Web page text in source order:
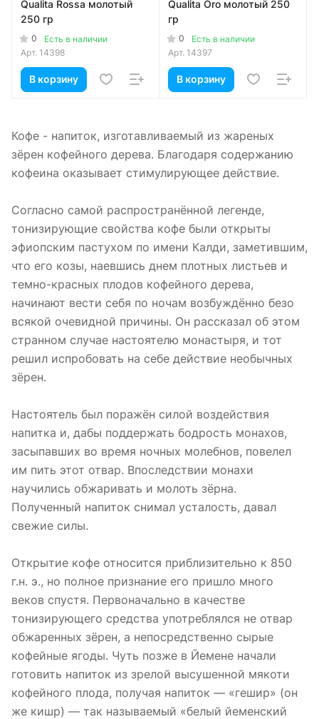
Qualita Rossa молотый
250 гр
0
Есть в наличии
Арт. 14398
В корзину
Qualita Oro молотый 250
гр
0
Есть в наличии
Арт. 14397
В корзину
Кофе - напиток, изготавливаемый из жареных
зёрен кофейного дерева. Благодаря содержанию
кофеина оказывает стимулирующее действие.
Согласно самой распространённой легенде,
тонизирующие свойства кофе были открыты
эфиопским пастухом по имени Калди, заметившим,
что его козы, наевшись днем плотных листьев и
темно-красных плодов кофейного дерева,
начинают вести себя по ночам возбуждённо безо
всякой очевидной причины. Он рассказал об этом
странном случае настоятелю монастыря, и тот
решил испробовать на себе действие необычных
зёрен.
Настоятель был поражён силой воздействия
напитка и, дабы поддержать бодрость монахов,
засыпавших во время ночных молебнов, повелел
им пить этот отвар. Впоследствии монахи
научились обжаривать и молоть зёрна.
Полученный напиток снимал усталость, давал
свежие силы.
Открытие кофе относится приблизительно к 850
г.н. э., но полное признание его пришло много
веков спустя. Первоначально в качестве
тонизирующего средства употреблялся не отвар
обжаренных зёрен, а непосредственно сырые
кофейные ягоды. Чуть позже в Йемене начали
готовить напиток из зрелой высушенной мякоти
кофейного плода, получая напиток — «гешир» (он
же кишр) — так называемый «белый йеменский